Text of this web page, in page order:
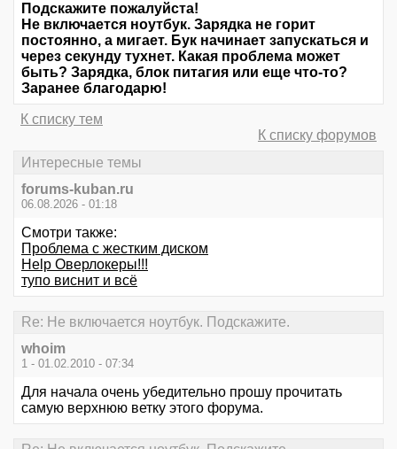
Подскажите пожалуйста!
Не включается ноутбук. Зарядка не горит
постоянно, а мигает. Бук начинает запускаться и
через секунду тухнет. Какая проблема может
быть? Зарядка, блок питагия или еще что-то?
Заранее благодарю!
К списку тем
К списку форумов
Интересные темы
forums-kuban.ru
06.08.2026 - 01:18
Смотри также:
Проблема с жестким диском
Help Оверлокеры!!!
тупо виснит и всё
Re: Не включается ноутбук. Подскажите.
whoim
1 - 01.02.2010 - 07:34
Для начала очень убедительно прошу прочитать
самую верхнюю ветку этого форума.